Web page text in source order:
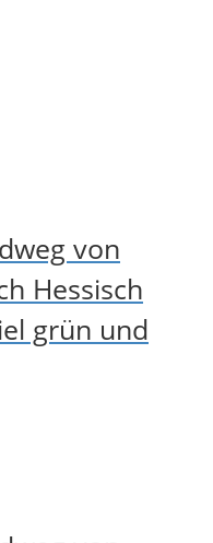
von
Hessisch
grün und